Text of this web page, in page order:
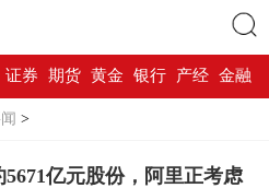
搜索
证券 期货 黄金 银行 产经 金融
>
亿元股份，阿里正考虑